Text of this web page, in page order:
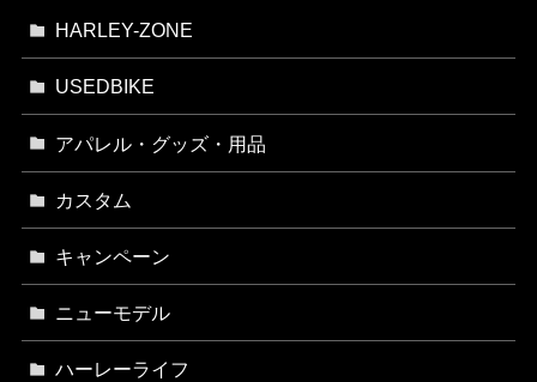
HARLEY-ZONE
USEDBIKE
アパレル・グッズ・用品
カスタム
キャンペーン
ニューモデル
ハーレーライフ